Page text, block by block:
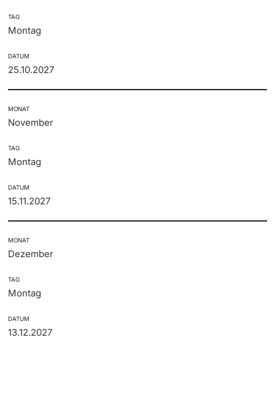
TAG
Montag
DATUM
25.10.2027
MONAT
November
TAG
Montag
DATUM
15.11.2027
MONAT
Dezember
TAG
Montag
DATUM
13.12.2027